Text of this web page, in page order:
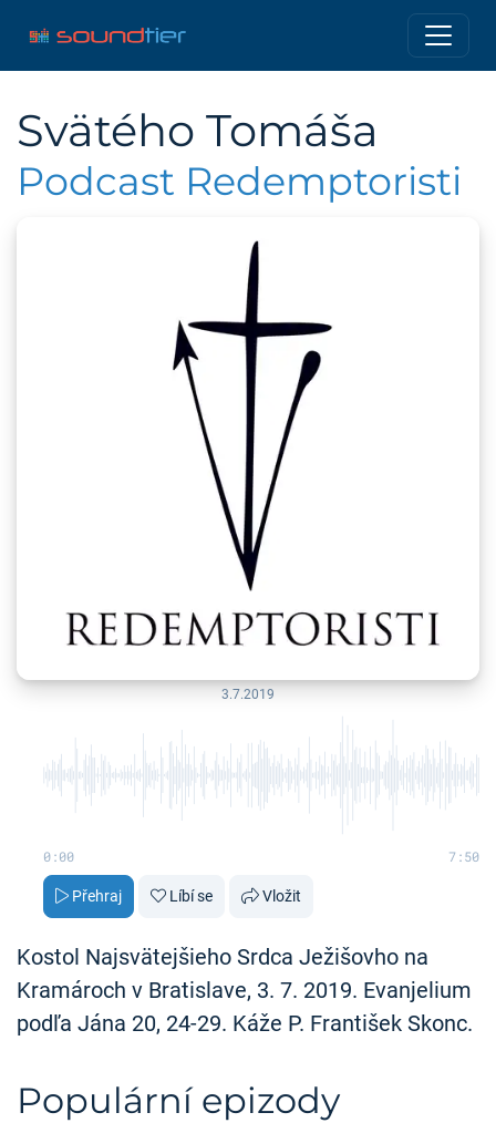
Svätého Tomáša
Podcast Redemptoristi
3.7.2019
0:00 7:50
Přehraj Líbí se Vložit
Kostol Najsvätejšieho Srdca Ježišovho na
Kramároch v Bratislave, 3. 7. 2019. Evanjelium
podľa Jána 20, 24-29. Káže P. František Skonc.
Populární epizody